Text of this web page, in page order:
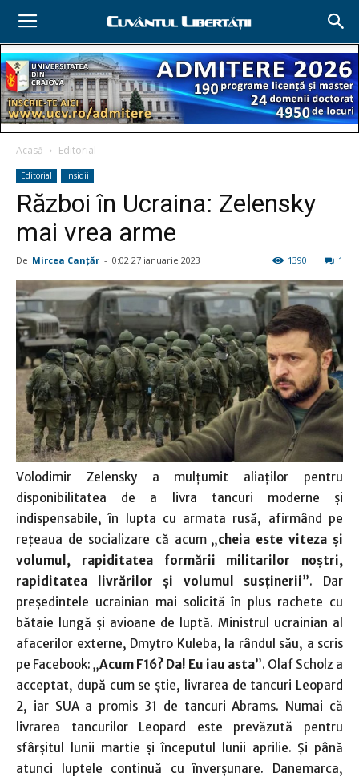
Acasă Editorial
Editorial Insidii
Război în Ucraina: Zelensky
mai vrea arme
De Mircea Canţăr - 0:02 27 ianuarie 2023 1
1390
Volodimir Zelensky a mulţumit aliaţilor pentru
disponibilitatea de a livra tancuri moderne şi
indispensabile, în lupta cu armata rusă, afirmând pe
reţeaua de socializare că acum „cheia este viteza şi
volumul, rapiditatea formării militarilor noştri,
rapiditatea livrărilor şi volumul susţinerii”. Dar
preşedintele ucrainian mai solicită în plus rachete cu
bătaie lungă şi avioane de luptă. Ministrul ucrainian al
afacerilor externe, Dmytro Kuleba, la rândul său, a scris
pe Facebook: „Acum F16? Da! Eu iau asta”. Olaf Scholz a
acceptat, după cum se ştie, livrarea de tancuri Leopard
2, iar SUA a promis 31 de tancuri Abrams. Numai că
livrarea tancurilor Leopard este prevăzută pentru
sfârşitul lunii martie şi începutul lunii aprilie. Şi până
atunci luptele continuă cu înverşunare. Danemarca,